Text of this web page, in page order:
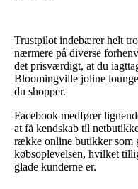
Trustpilot indebærer helt
nærmere på diverse
det prisværdigt, at du
Bloomingville joline
du shopper.
Facebook medfører
at få kendskab til
række online butikker som
købsoplevelsen, hvilket
glade kunderne er.